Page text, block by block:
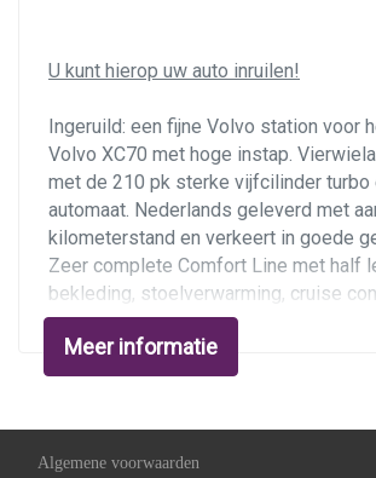
Exterieur
Achterruitwisser
Bi-xenon koplampen
Buitenspiegels elektrisch verstel-
verwarmbaar
Centrale vergrendeling met
Dakrails
Dimlichten automatisch
U kunt hierop uw auto inruilen!
Ingeruild: een fijne Volvo station voor
Volvo XC70 met hoge instap.
met de 210 pk sterke vijfcilinder turbo
automaat. Nederlands geleverd met
kilometerstand en verkeert in goede
Zeer complete Comfort Line met half
bekleding, stoelverwarming, cruise
automatische airco,Parrot mki9200
carkiten trekhaak. Nieuwe apk bij
zakelijk rijden met bijtelling over de
Vervolgens kunt u dan al uw
Meer informatie
Algemene voorwaarden